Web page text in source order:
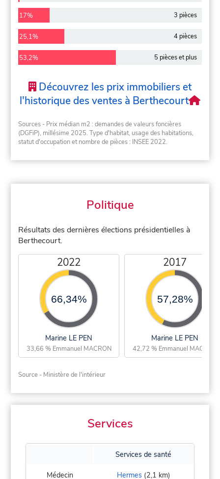
17% 3 pièces
25,1% 4 pièces
53,2% 5 pièces et plus
Découvrez les prix immobiliers et
l'historique des ventes à Berthecourt
Sources - Prix médian m2 : demandes de valeurs foncières
(DGFiP), millésime 2025. Type d'habitat, usage des habitations,
statut d'occupation et nombre de pièces : INSEE 2022.
Politique
Résultats des dernières élections présidentielles à
Berthecourt.
2022
66,34%
Marine LE PEN
33,66 % Emmanuel MACRON
2017
57,28%
Marine LE PEN
42,72 % Emmanuel MACRON
Source - Ministère de l'intérieur
Services
Services de santé
Médecin Hermes(2,1 km)